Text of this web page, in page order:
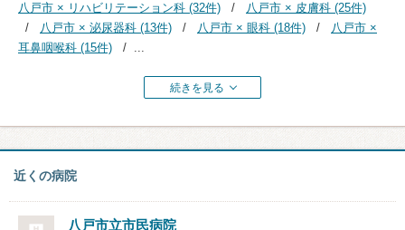
八戸市 × リハビリテーション科 (32件)
八戸市 × 皮膚科 (25件)
八戸市 × 泌尿器科 (13件)
八戸市 × 眼科 (18件)
八戸市 ×
耳鼻咽喉科 (15件)
...
続きを見る
近くの病院
八戸市立市民病院